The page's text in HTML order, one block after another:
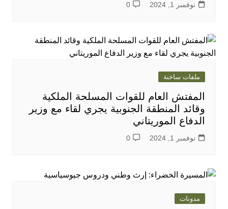
نوفمبر 1, 2024 0
ملفات ساخنة
المفتش العام للقوات المسلحة الملكية
وقائد المنطقة الجنوبية يجري لقاء مع وزير
الدفاع الموريتاني
نوفمبر 1, 2024 0
مدونات